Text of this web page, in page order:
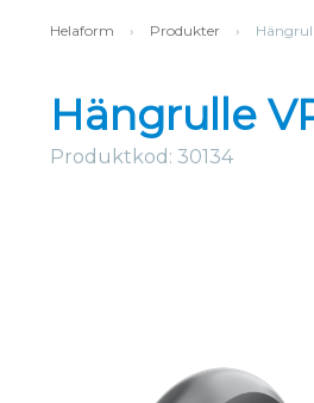
Helaform › Produkter ›
Hängrulle
Produktkod: 30134